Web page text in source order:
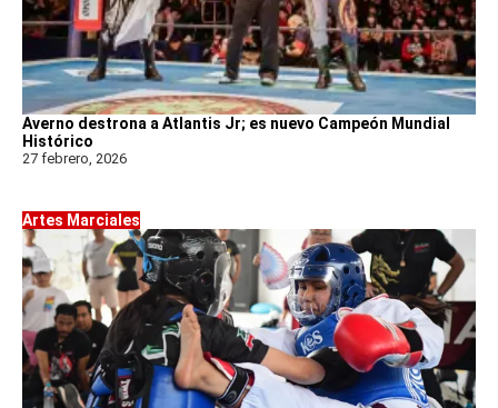
Averno destrona a Atlantis Jr; es nuevo Campeón Mundial
Histórico
27 febrero, 2026
Artes Marciales